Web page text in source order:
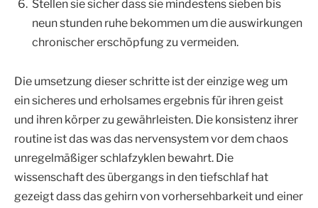
Stellen sie sicher dass sie mindestens sieben bis
neun stunden ruhe bekommen um die auswirkungen
chronischer erschöpfung zu vermeiden.
Die umsetzung dieser schritte ist der einzige weg um
ein sicheres und erholsames ergebnis für ihren geist
und ihren körper zu gewährleisten. Die konsistenz ihrer
routine ist das was das nervensystem vor dem chaos
unregelmäßiger schlafzyklen bewahrt. Die
wissenschaft des übergangs in den tiefschlaf hat
gezeigt dass das gehirn von vorhersehbarkeit und einer